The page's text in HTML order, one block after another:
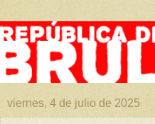
viernes, 4 de julio de 2025